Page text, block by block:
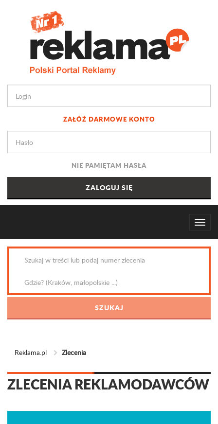
ZAŁÓŻ DARMOWE KONTO
NIE PAMIĘTAM HASŁA
Reklama.pl Zlecenia
ZLECENIA REKLAMODAWCÓW